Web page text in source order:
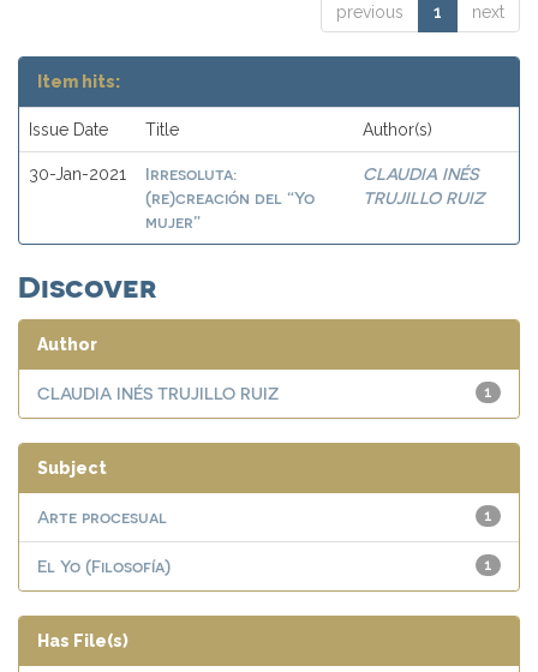
previous 1 next
Item hits:
Issue Date Title Author(s)
30-Jan-2021
Irresoluta:
(re)creación del “Yo
mujer”
CLAUDIA INÉS
TRUJILLO RUIZ
Discover
Author
1
CLAUDIA INÉS TRUJILLO RUIZ
Subject
1
Arte procesual
1
El Yo (Filosofía)
Has File(s)